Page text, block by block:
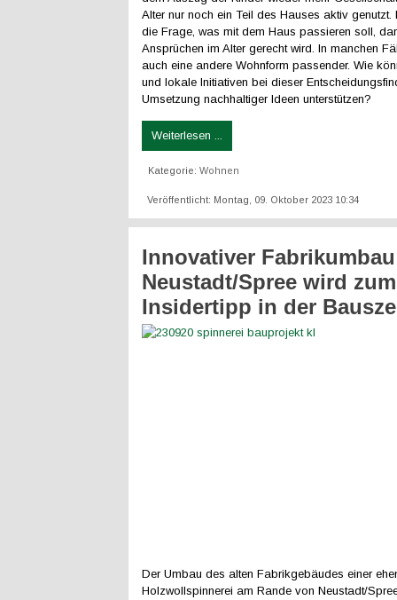
Alter nur noch ein Teil des Hauses aktiv genutzt.
die Frage, was mit dem Haus passieren soll,
Ansprüchen im Alter gerecht wird. In manchen
auch eine andere Wohnform passender. Wie
und lokale Initiativen bei dieser
Umsetzung nachhaltiger Ideen unterstützen?
Weiterlesen ...
Kategorie: Wohnen
Veröffentlicht: Montag, 09. Oktober 2023 10:34
Innovativer Fabrikumbau
Neustadt/Spree wird zum
Insidertipp in der
Der Umbau des alten Fabrikgebäudes einer
Holzwollspinnerei am Rande von Neustadt/